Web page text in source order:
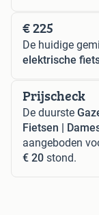
€ 225
De huidige
elektrische
Prijscheck
De duurste
Fietsen |
aangeboden
€ 20 stond.